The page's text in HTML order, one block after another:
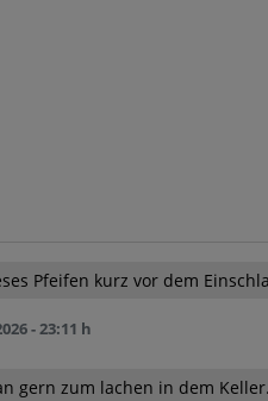
Pfeifen kurz vor dem
- 23:11 h
gern zum lachen in dem Keller.